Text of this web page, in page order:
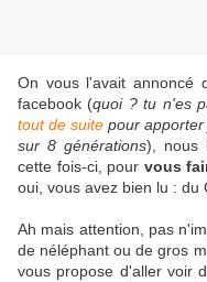
On vous l'avait annoncé
facebook (quoi ? tu n'es
tout de suite pour
sur 8 générations), nous
cette fois-ci, pour vous
oui, vous avez bien lu : du
Ah mais attention, pas
de néléphant ou de gros
vous propose d'aller voir